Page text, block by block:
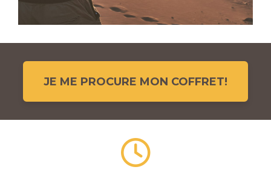
JE ME PROCURE MON COFFRET!